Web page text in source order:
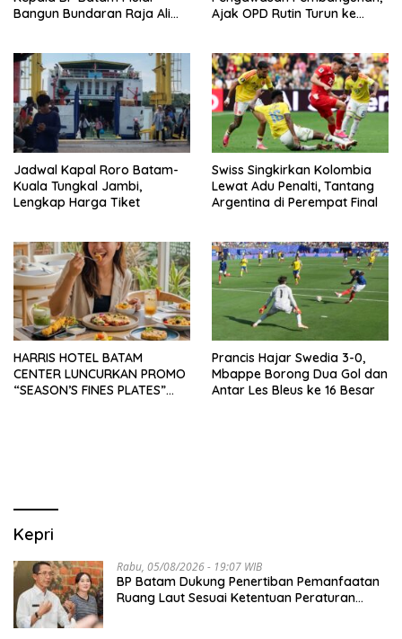
Bangun Bundaran Raja Ali
Ajak OPD Rutin Turun ke
Jadwal Kapal Roro Batam-
Kuala Tungkal Jambi,
Lengkap Harga Tiket
Swiss Singkirkan Kolombia
Lewat Adu Penalti, Tantang
Argentina di Perempat Final
HARRIS HOTEL BATAM
CENTER LUNCURKAN PROMO
“SEASON’S FINES PLATES”
Prancis Hajar Swedia 3-0,
Mbappe Borong Dua Gol dan
Antar Les Bleus ke 16 Besar
Kepri
Rabu, 05/08/2026 - 19:07 WIB
BP Batam Dukung Penertiban Pemanfaatan
Ruang Laut Sesuai Ketentuan Peraturan